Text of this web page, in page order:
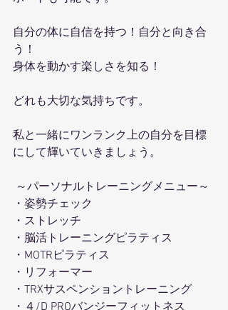
自分の体に自信を持つ！自分と向き合
う！
身体を動かす楽しさを知る！
どれも大切な気持ちです。
私と一緒にワンランク上の自分を目標
にして輝いていきましょう。
～パーソナルトレーニングメニュー～
・姿勢チェック
・ストレッチ
・脳活トレーニングピラティス
・MOTRピラティス
・リフォーマー
・TRXサスペンショントレーニング